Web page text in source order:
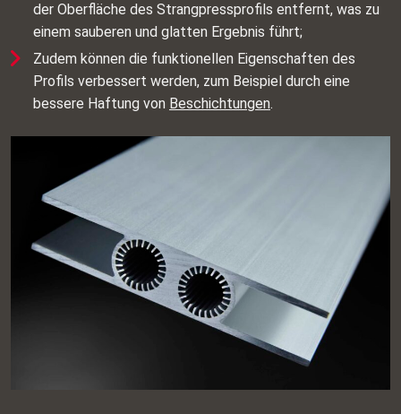
der Oberfläche des Strangpressprofils entfernt, was zu
einem sauberen und glatten Ergebnis führt;
Zudem können die funktionellen Eigenschaften des
Profils verbessert werden, zum Beispiel durch eine
bessere Haftung von Beschichtungen.